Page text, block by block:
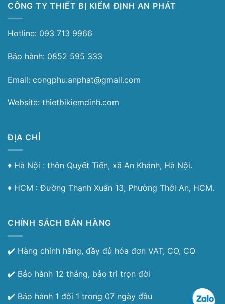
CÔNG TY THIẾT BỊ KIỂM ĐỊNH AN PHÁT
Hotline: 093 713 9966
Bảo hành: 0852 595 333
Email: congphu.anphat@gmail.com
Website: thietbikiemdinh.com
ĐỊA CHỈ
♦︎ Hà Nội : thôn Quyết Tiến, xã An Khánh, Hà Nội.
♦︎ HCM : Đường Thạnh Xuân 13, Phường Thới An, HCM.
CHÍNH SÁCH BÁN HÀNG
✔️ Hàng chính hãng, đầy đủ hóa đơn VAT, CO, CQ
✔️ Bảo hành 12 tháng, bảo trì trọn đời
✔️ Bảo hành 1 đổi 1 trong 07 ngày đầu